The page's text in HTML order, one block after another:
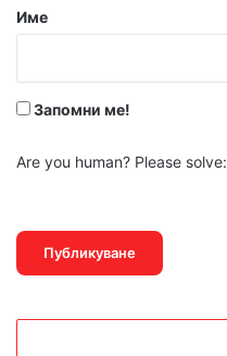
р
Име
Запомни ме!
Are you human? Please solve: